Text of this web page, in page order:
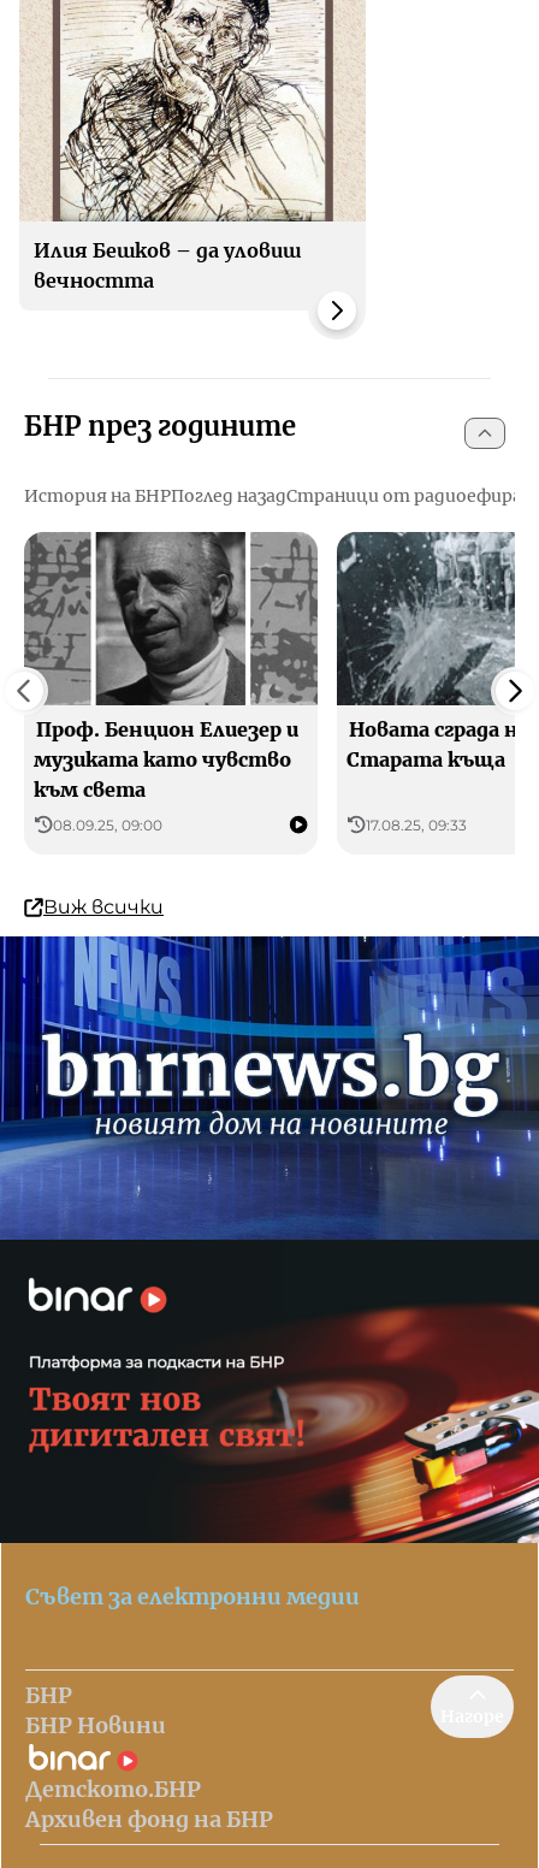
Илия Бешков – да уловиш
вечността
БНР през годините
История на БНРПоглед назадСтраници от радиоефира
Проф. Бенцион Елиезер и
музиката като чувство
към света
08.09.25, 09:00
Новата сграда на
Старата къща
17.08.25, 09:33
Виж всички
Съвет за електронни медии
БНР
БНР Новини
Детското.БНР
Архивен фонд на БНР